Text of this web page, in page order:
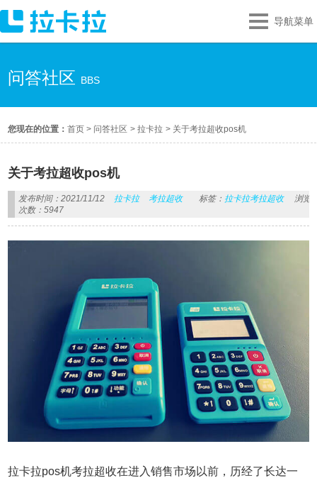
导航菜单
问答社区 BBS
您现在的位置：首页 > 问答社区 >拉卡拉 > 关于考拉超收pos机
关于考拉超收pos机
发布时间：2021/11/12 拉卡拉 考拉超收 标签： 拉卡拉考拉超收
浏览
次数：5947
拉卡拉pos机考拉超收在进入销售市场以前，历经了长达一